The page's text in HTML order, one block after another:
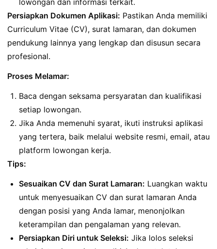
lowongan dan informasi terkait.
Persiapkan Dokumen Aplikasi: Pastikan Anda memiliki
Curriculum Vitae (CV), surat lamaran, dan dokumen
pendukung lainnya yang lengkap dan disusun secara
profesional.
Proses Melamar:
Baca dengan seksama persyaratan dan kualifikasi
setiap lowongan.
Jika Anda memenuhi syarat, ikuti instruksi aplikasi
yang tertera, baik melalui website resmi, email, atau
platform lowongan kerja.
Tips:
Sesuaikan CV dan Surat Lamaran: Luangkan waktu
untuk menyesuaikan CV dan surat lamaran Anda
dengan posisi yang Anda lamar, menonjolkan
keterampilan dan pengalaman yang relevan.
Persiapkan Diri untuk Seleksi: Jika lolos seleksi